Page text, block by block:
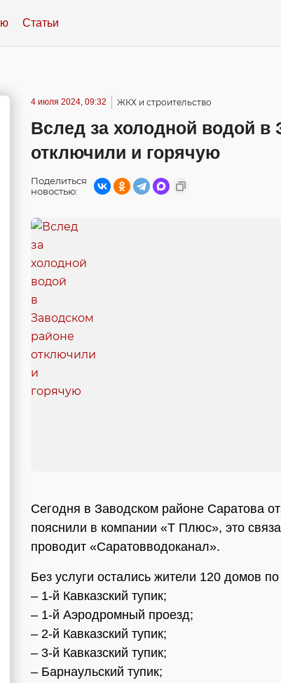
Статьи
4 июля 2024, 09:32 ЖКХ и строительство
Вслед за холодной водой в
отключили и горячую
Поделиться
новостью:
Сегодня в Заводском районе Саратова
пояснили в компании «Т Плюс», это
проводит «Саратовводоканал».
Без услуги остались жители 120 домов
– 1-й Кавказский тупик;
– 1-й Аэродромный проезд;
– 2-й Кавказский тупик;
– 3-й Кавказский тупик;
– Барнаульский тупик;